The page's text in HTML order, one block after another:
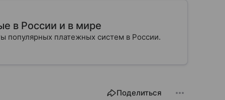
в России и в мире
популярных платежных систем в России.
Поделиться